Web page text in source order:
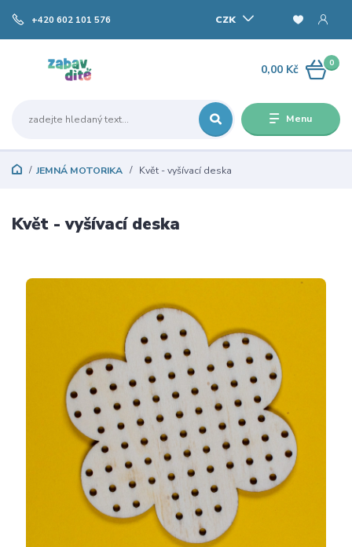
Menu
CZK
+420 602 101 576
0
0,00 Kč
JEMNÁ MOTORIKA Květ - vyšívací deska
Květ - vyšívací deska